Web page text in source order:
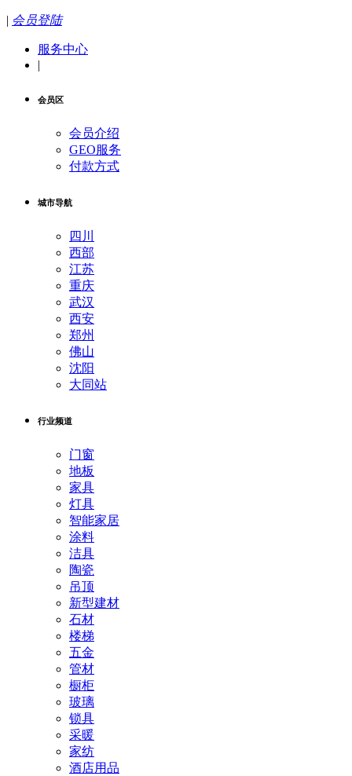
| 会员登陆
服务中心
|
会员区
会员介绍
GEO服务
付款方式
城市导航
四川
西部
江苏
重庆
武汉
西安
郑州
佛山
沈阳
大同站
行业频道
门窗
地板
家具
灯具
智能家居
涂料
洁具
陶瓷
吊顶
新型建材
石材
楼梯
五金
管材
橱柜
玻璃
锁具
采暖
家纺
酒店用品